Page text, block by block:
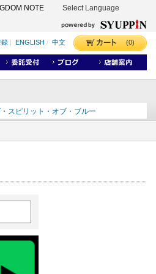
NOTE Select Language
録 ENGLISH / 中文 (0)
スピリット・オブ・ブルー
ーン モンブラン